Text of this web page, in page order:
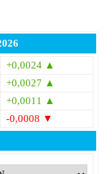
+0,0024 ▲
+0,0027 ▲
+0,0011 ▲
-0,0008 ▼